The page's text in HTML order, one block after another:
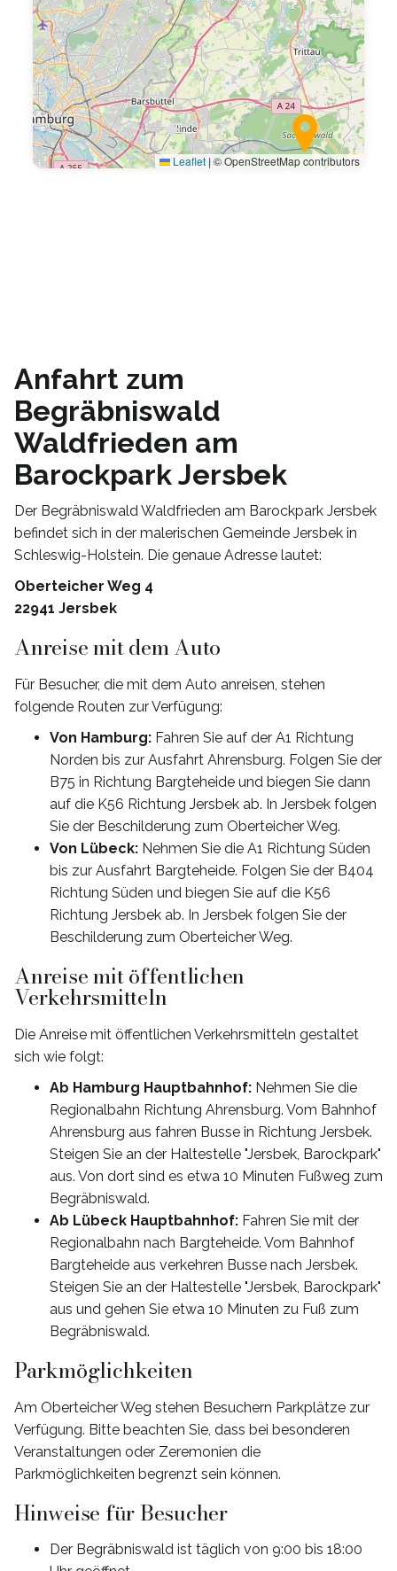
Leaflet|© OpenStreetMap contributors
Anfahrt zum
Begräbniswald
Waldfrieden am
Barockpark Jersbek
Der Begräbniswald Waldfrieden am Barockpark Jersbek
befindet sich in der malerischen Gemeinde Jersbek in
Schleswig-Holstein. Die genaue Adresse lautet:
Oberteicher Weg 4
22941 Jersbek
Anreise mit dem Auto
Für Besucher, die mit dem Auto anreisen, stehen
folgende Routen zur Verfügung:
Von Hamburg: Fahren Sie auf der A1 Richtung
Norden bis zur Ausfahrt Ahrensburg. Folgen Sie der
B75 in Richtung Bargteheide und biegen Sie dann
auf die K56 Richtung Jersbek ab. In Jersbek folgen
Sie der Beschilderung zum Oberteicher Weg.
Von Lübeck: Nehmen Sie die A1 Richtung Süden
bis zur Ausfahrt Bargteheide. Folgen Sie der B404
Richtung Süden und biegen Sie auf die K56
Richtung Jersbek ab. In Jersbek folgen Sie der
Beschilderung zum Oberteicher Weg.
Anreise mit öffentlichen
Verkehrsmitteln
Die Anreise mit öffentlichen Verkehrsmitteln gestaltet
sich wie folgt:
Ab Hamburg Hauptbahnhof: Nehmen Sie die
Regionalbahn Richtung Ahrensburg. Vom Bahnhof
Ahrensburg aus fahren Busse in Richtung Jersbek.
Steigen Sie an der Haltestelle "Jersbek, Barockpark"
aus. Von dort sind es etwa 10 Minuten Fußweg zum
Begräbniswald.
Ab Lübeck Hauptbahnhof: Fahren Sie mit der
Regionalbahn nach Bargteheide. Vom Bahnhof
Bargteheide aus verkehren Busse nach Jersbek.
Steigen Sie an der Haltestelle "Jersbek, Barockpark"
aus und gehen Sie etwa 10 Minuten zu Fuß zum
Begräbniswald.
Parkmöglichkeiten
Am Oberteicher Weg stehen Besuchern Parkplätze zur
Verfügung. Bitte beachten Sie, dass bei besonderen
Veranstaltungen oder Zeremonien die
Parkmöglichkeiten begrenzt sein können.
Hinweise für Besucher
Der Begräbniswald ist täglich von 9:00 bis 18:00